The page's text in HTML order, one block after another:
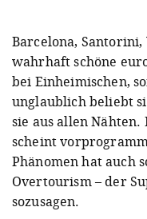
Barcelona, Santorini,
wahrhaft schöne
bei Einheimischen,
unglaublich beliebt
sie aus allen Nähten.
scheint
Phänomen hat auch
Overtourism – der
sozusagen.